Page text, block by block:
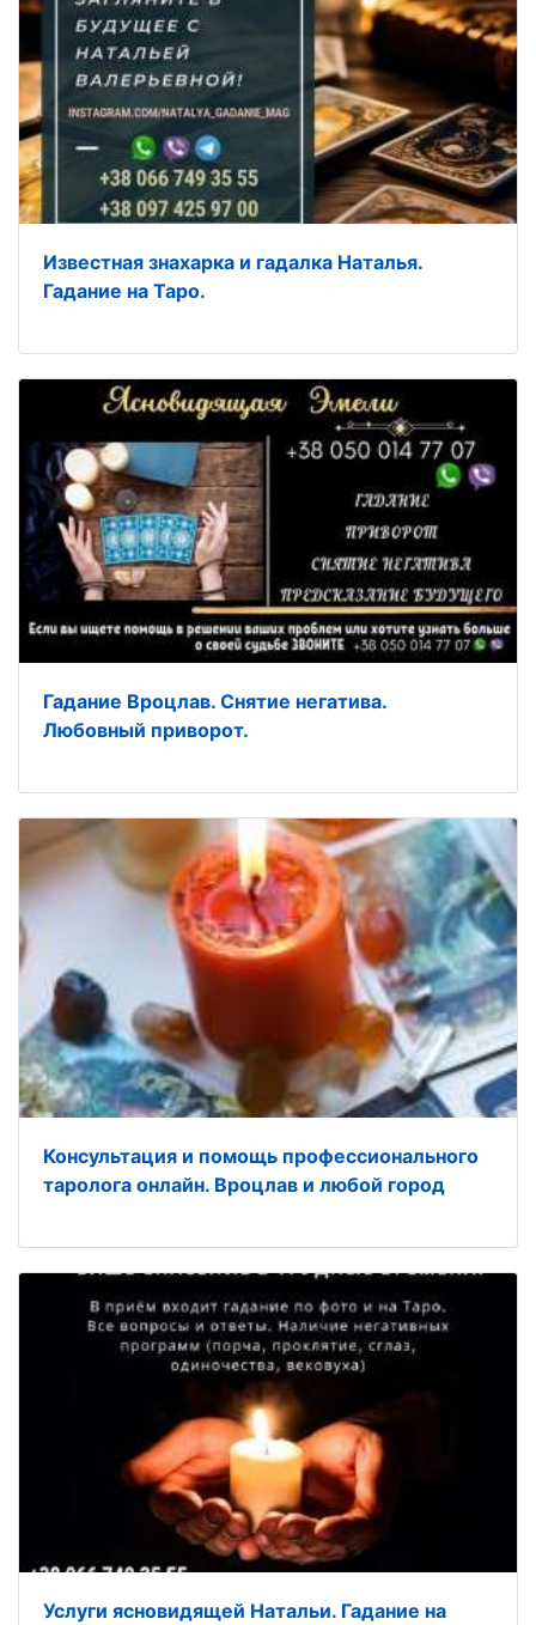
Известная знахарка и гадалка Наталья.
Гадание на Таро.
Гадание Вроцлав. Снятие негатива.
Любовный приворот.
Консультация и помощь профессионального
таролога онлайн. Вроцлав и любой город
Услуги ясновидящей Натальи. Гадание на